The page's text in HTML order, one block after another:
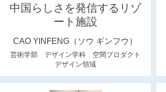
中国らしさを発信するリゾ
ート施設
CAO YINFENG（ソウ ギンフウ）
芸術学部 デザイン学科 空間プロダクト
デザイン領域